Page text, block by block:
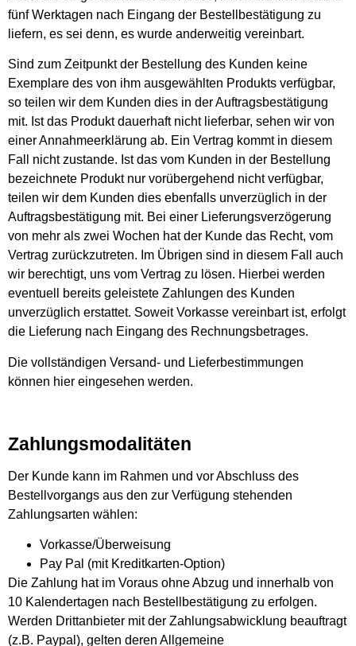
fünf Werktagen nach Eingang der Bestellbestätigung zu
liefern, es sei denn, es wurde anderweitig vereinbart.
Sind zum Zeitpunkt der Bestellung des Kunden keine
Exemplare des von ihm ausgewählten Produkts verfügbar,
so teilen wir dem Kunden dies in der Auftragsbestätigung
mit. Ist das Produkt dauerhaft nicht lieferbar, sehen wir von
einer Annahmeerklärung ab. Ein Vertrag kommt in diesem
Fall nicht zustande. Ist das vom Kunden in der Bestellung
bezeichnete Produkt nur vorübergehend nicht verfügbar,
teilen wir dem Kunden dies ebenfalls unverzüglich in der
Auftragsbestätigung mit. Bei einer Lieferungsverzögerung
von mehr als zwei Wochen hat der Kunde das Recht, vom
Vertrag zurückzutreten. Im Übrigen sind in diesem Fall auch
wir berechtigt, uns vom Vertrag zu lösen. Hierbei werden
eventuell bereits geleistete Zahlungen des Kunden
unverzüglich erstattet. Soweit Vorkasse vereinbart ist, erfolgt
die Lieferung nach Eingang des Rechnungsbetrages.
Die vollständigen Versand- und Lieferbestimmungen
können hier eingesehen werden.
Zahlungsmodalitäten
Der Kunde kann im Rahmen und vor Abschluss des
Bestellvorgangs aus den zur Verfügung stehenden
Zahlungsarten wählen:
Vorkasse/Überweisung
Pay Pal (mit Kreditkarten-Option)
Die Zahlung hat im Voraus ohne Abzug und innerhalb von
10 Kalendertagen nach Bestellbestätigung zu erfolgen.
Werden Drittanbieter mit der Zahlungsabwicklung beauftragt
(z.B. Paypal), gelten deren Allgemeine